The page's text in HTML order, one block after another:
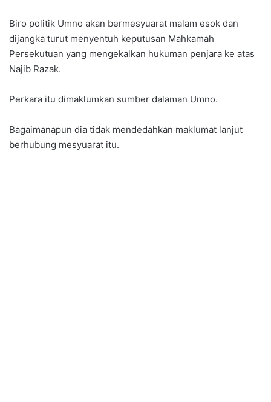
Biro politik Umno akan bermesyuarat malam esok dan
dijangka turut menyentuh keputusan Mahkamah
Persekutuan yang mengekalkan hukuman penjara ke atas
Najib Razak.
Perkara itu dimaklumkan sumber dalaman Umno.
Bagaimanapun dia tidak mendedahkan maklumat lanjut
berhubung mesyuarat itu.